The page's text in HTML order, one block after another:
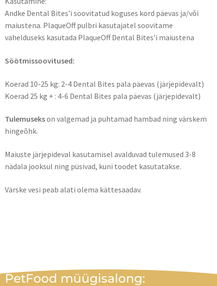
Andke Dental Bites’i soovitatud koguses kord päevas ja/või
maiustena. PlaqueOff pulbri kasutajatel soovitame
vahelduseks kasutada PlaqueOff Dental Bites’i maiustena
Söötmissoovitused:
Koerad 10-25 kg: 2-4 Dental Bites pala päevas (järjepidevalt)
Koerad 25 kg + : 4-6 Dental Bites pala päevas (järjepidevalt)
Tulemusekson valgemad ja puhtamad hambad ning värskem
hingeõhk.
Maiuste järjepideval kasutamisel avalduvad tulemused 3-8
nädala jooksul ning püsivad, kuni toodet kasutatakse.
Värske vesi peab alati olema kättesaadav.
PetFood müügisalong: